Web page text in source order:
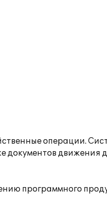
операции.
документов движения
программного